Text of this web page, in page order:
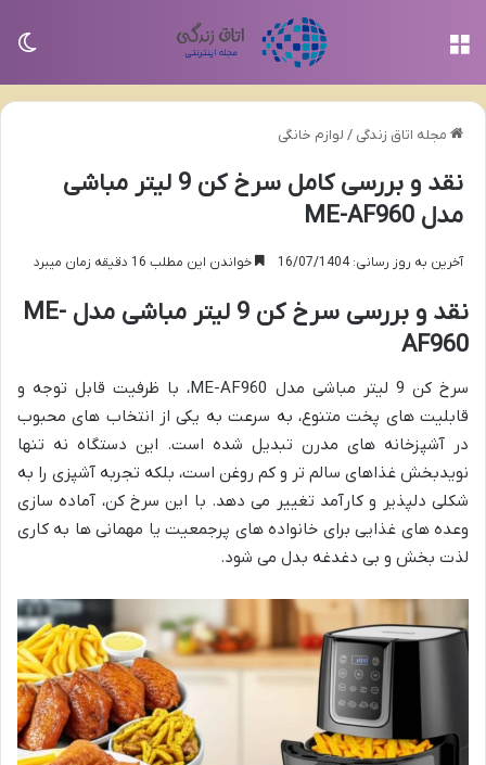
مجله اتاق زندگی / لوازم خانگی
نقد و بررسی کامل سرخ کن 9 لیتر مباشی
مدل ME-AF960
آخرین به روز رسانی: 16/07/1404 خواندن این مطلب 16 دقیقه زمان میبرد
نقد و بررسی سرخ کن 9 لیتر مباشی مدل ME-
AF960
سرخ کن 9 لیتر مباشی مدل ME-AF960، با ظرفیت قابل توجه و
قابلیت های پخت متنوع، به سرعت به یکی از انتخاب های محبوب
در آشپزخانه های مدرن تبدیل شده است. این دستگاه نه تنها
نویدبخش غذاهای سالم تر و کم روغن است، بلکه تجربه آشپزی را به
شکلی دلپذیر و کارآمد تغییر می دهد. با این سرخ کن، آماده سازی
وعده های غذایی برای خانواده های پرجمعیت یا مهمانی ها به کاری
لذت بخش و بی دغدغه بدل می شود.